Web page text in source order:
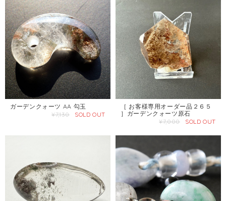
ガーデンクォーツ AA 勾玉
¥7,130
SOLD OUT
［ お客様専用オーダー品２６５
］ガーデンクォーツ原石
¥7,000
SOLD OUT